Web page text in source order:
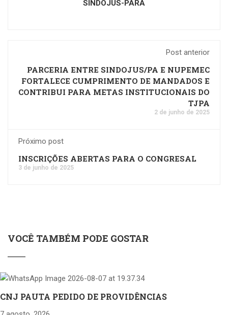
SINDOJUS-PARÁ
Post anterior
PARCERIA ENTRE SINDOJUS/PA E NUPEMEC
FORTALECE CUMPRIMENTO DE MANDADOS E
CONTRIBUI PARA METAS INSTITUCIONAIS DO
TJPA
2 de junho de 2025
Próximo post
INSCRIÇÕES ABERTAS PARA O CONGRESAL
3 de junho de 2025
VOCÊ TAMBÉM PODE GOSTAR
CNJ PAUTA PEDIDO DE PROVIDÊNCIAS